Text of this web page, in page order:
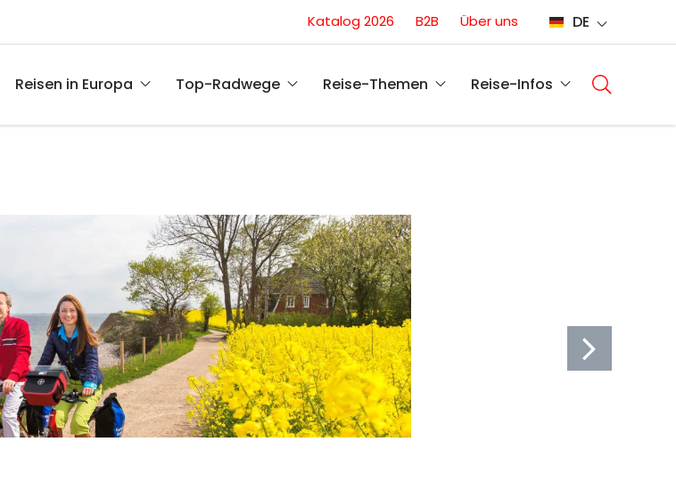
Conversion
(DE)
Katalog 2026 B2B Über uns DE
Reisen in Europa Top-Radwege Reise-Themen Reise-Infos
Sellin Seebrücke